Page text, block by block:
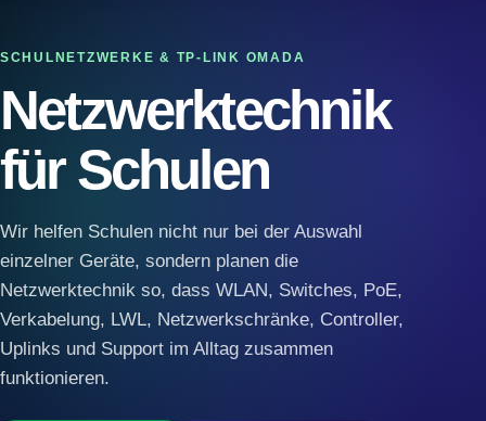
SCHULNETZWERKE & TP-LINK OMADA
Netzwerktechnik
für Schulen
Wir helfen Schulen nicht nur bei der Auswahl
einzelner Geräte, sondern planen die
Netzwerktechnik so, dass WLAN, Switches, PoE,
Verkabelung, LWL, Netzwerkschränke, Controller,
Uplinks und Support im Alltag zusammen
funktionieren.